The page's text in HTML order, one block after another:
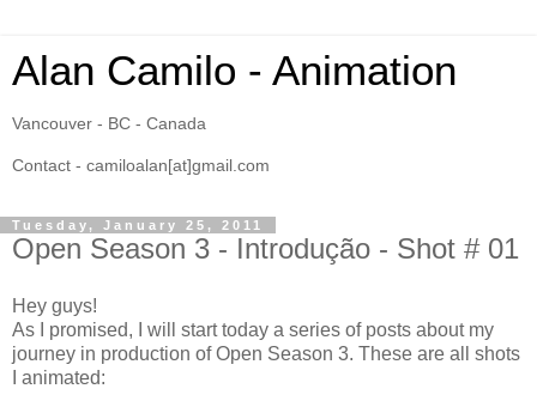
Alan Camilo - Animation
Vancouver - BC - Canada
Contact - camiloalan[at]gmail.com
Tuesday, January 25, 2011
Open Season 3 - Introdução - Shot # 01
Hey guys!
As I promised, I will start today a series of posts about my
journey in production of Open Season 3. These are all shots
I animated: